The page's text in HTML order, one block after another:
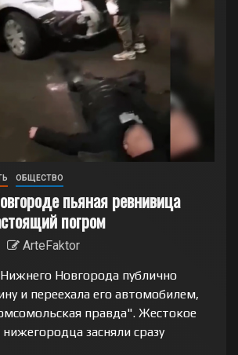
ОБЩЕСТВО
пьяная ревнивица
погром
ArteFaktor
Новгорода публично
и переехала его автомобилем,
правда". Жестокое
засняли сразу